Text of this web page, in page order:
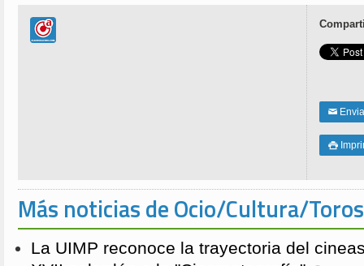
✉

Más noticias de Ocio/Cultura/Toros
La UIMP reconoce la trayectoria del